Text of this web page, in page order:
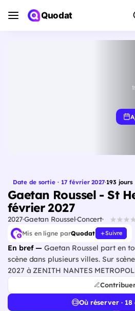
Quodat
Date de sortie · 17 février 2027·193jours
Gaetan Roussel - St
février 2027
2027Gaetan RousselConcert
Mis en ligne parQuodat Suivre
En bref — Gaetan Roussel part en
scène dans plusieurs villes. Sur
2027 à ZENITH NANTES
Où réserver · 18